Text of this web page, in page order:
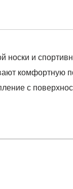
носки и
комфортную
с